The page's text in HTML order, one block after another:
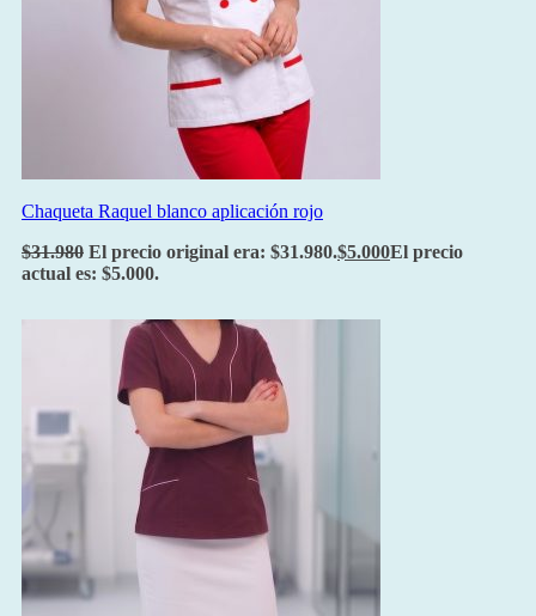
Chaqueta Raquel blanco aplicación rojo
$31.980 El precio original era: $31.980.$5.000El precio
actual es: $5.000.